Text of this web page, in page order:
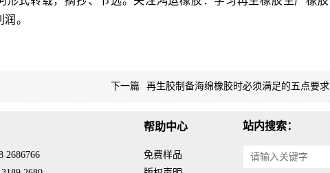
。
下一篇 再生胶制备海绵橡胶时必须满足的五点要求
2686766
帮助中心
免费样品
站内搜索：